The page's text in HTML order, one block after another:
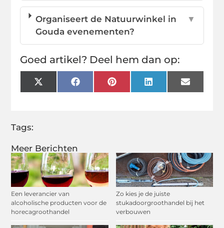
Meer Berichten
Een leverancier van
alcoholische producten voor de
horecagroothandel
Zo kies je de juiste
stukadoorgroothandel bij het
verbouwen
Organiseert de Natuurwinkel in
Gouda evenementen?
▼
Goed artikel? Deel hem dan op:
X
(Twitter)
FacebookPinterestLinkedInEmail
Tags: